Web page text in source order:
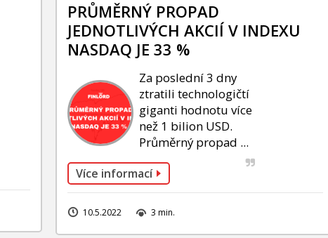
PRŮMĚRNÝ PROPAD
JEDNOTLIVÝCH AKCIÍ V INDEXU
NASDAQ JE 33 %
Za poslední 3 dny
ztratili technologičtí
giganti hodnotu více
než 1 bilion USD.
Průměrný propad ...
Více informací
10.5.2022 3 min.